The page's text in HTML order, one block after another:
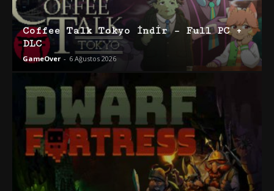
Coffee Talk Tokyo İndir – Full PC +
DLC
GameOver - 6 Ağustos 2026